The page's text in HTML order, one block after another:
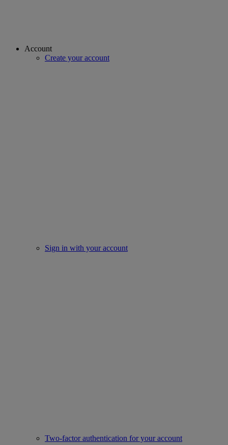
Account
Create your account
Sign in with your account
Two-factor authentication for your account